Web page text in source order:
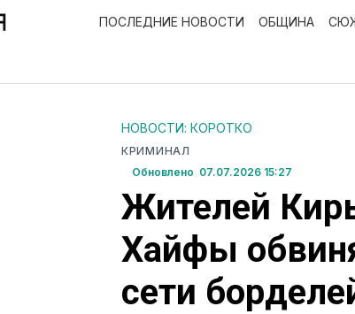
ПОСЛЕДНИЕ НОВОСТИ ОБЩИНА
НОВОСТИ: КОРОТКО
КРИМИНАЛ
Обновлено 07.07.2026 15:27
Жителей
Хайфы
сети